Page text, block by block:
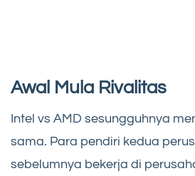
Awal Mula Rivalitas
Intel vs AMD sesungguhnya
sama. Para pendiri kedua
sebelumnya bekerja di